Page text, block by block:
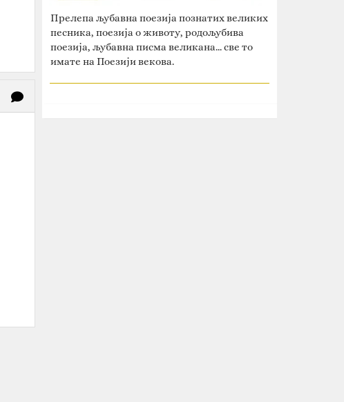
Прелепа љубавна поезија познатих великих
песника, поезија о животу, родољубива
поезија, љубавна писма великана... све то
имате на Поезији векова.